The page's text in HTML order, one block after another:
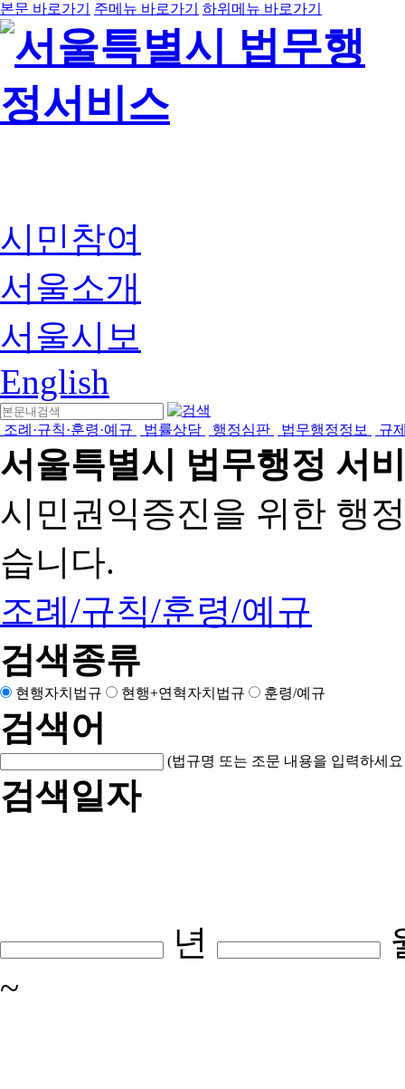
본문 바로가기 주메뉴 바로가기 하위메뉴 바로가기
시민참여
서울소개
서울시보
English
조례·규칙·훈령·예규 법률상담 행정심판 법무행정정보 규
서울특별시 법무행정 서
시민권익증진을 위한 행
습니다.
조례/규칙/훈령/예규
검색종류
현행자치법규 현행+연혁자치법규 훈령/예규
검색어
(법규명 또는 조문 내용을 입력하세
검색일자
년
~